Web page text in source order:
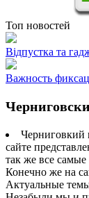
Топ новостей
Відпустка та
Важность
Черниговкий
сайте
так же все
Конечно же на
Актуальные